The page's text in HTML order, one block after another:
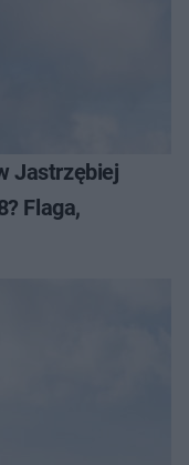
Jastrzębiej
Flaga,